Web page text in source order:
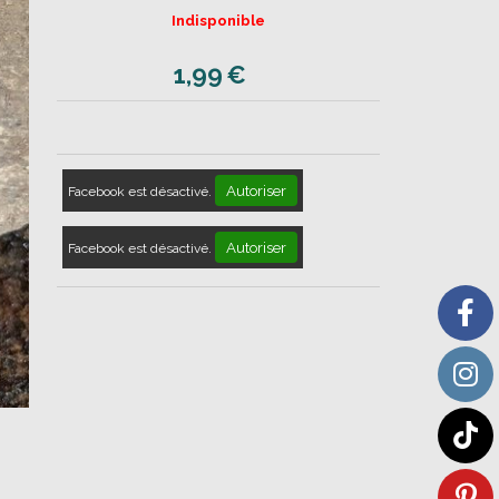
1,99€
Indisponible
Facebook est désactivé. Autoriser
Facebook est désactivé. Autoriser